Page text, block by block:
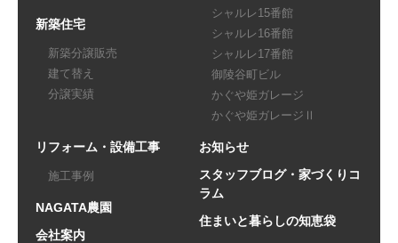
新築住宅
新築分譲販売
建て替え
分譲実績
シャルレ15番館
シャルレ16番館
シャルレ17番館
御陵谷町ビル
かぐや姫ガレージ
かぐや姫ガレージⅡ
リフォーム・設備工事
施工事例
NAGATA農園
会社案内
お知らせ
スタッフブログ・家づくりコ
ラム
住まいと暮らしの知恵袋